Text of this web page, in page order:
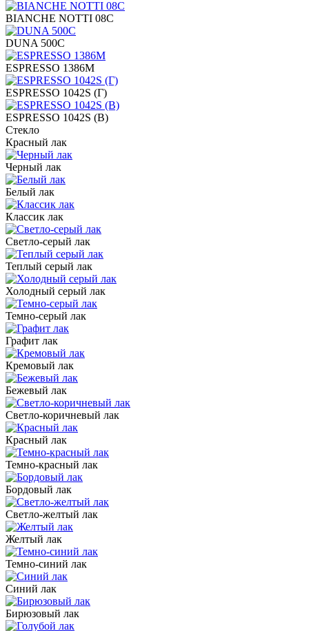
BIANCHE NOTTI 08C
DUNA 500C
ESPRESSO 1386M
ESPRESSO 1042S (Г)
ESPRESSO 1042S (В)
Стекло
Красный лак
Черный лак
Белый лак
Классик лак
Светло-серый лак
Теплый серый лак
Холодный серый лак
Темно-серый лак
Графит лак
Кремовый лак
Бежевый лак
Светло-коричневый лак
Красный лак
Темно-красный лак
Бордовый лак
Светло-желтый лак
Желтый лак
Темно-синий лак
Синий лак
Бирюзовый лак